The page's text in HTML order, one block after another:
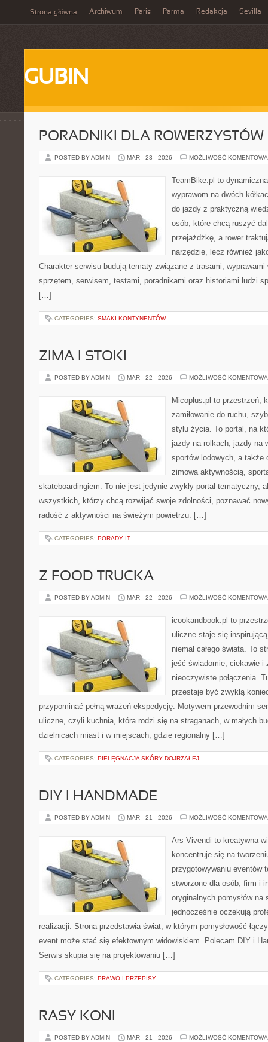
Strona główna Archiwum Paris Parma Redakcja Sevilla
GUBIN
PORADNIKI DLA ROWERZYSTÓW
POSTED BY ADMIN MAR - 23 - 2026 MOŻLIWOŚĆ
TeamBike.pl to
wyprawom na dwóch
do jazdy z praktyczną
osób, które chcą ruszyć
przejażdżkę, a rower
narzędzie, lecz również
Charakter serwisu budują tematy związane z trasami,
sprzętem, serwisem, testami, poradnikami oraz historiami ludzi
[…]
CATEGORIES: SMAKI KONTYNENTÓW
ZIMA I STOKI
POSTED BY ADMIN MAR - 22 - 2026 MOŻLIWOŚĆ
Micoplus.pl to przestrzeń,
zamiłowanie do ruchu,
stylu życia. To portal, na
jazdy na rolkach, jazdy na
sportów lodowych, a także
zimową aktywnością,
skateboardingiem. To nie jest jedynie zwykły portal tematyczny,
wszystkich, którzy chcą rozwijać swoje zdolności, poznawać
radość z aktywności na świeżym powietrzu. […]
CATEGORIES: PORADY IT
Z FOOD TRUCKA
POSTED BY ADMIN MAR - 22 - 2026 MOŻLIWOŚĆ
icookandbook.pl to
uliczne staje się
niemal całego świata. To
jeść świadomie, ciekawie i
nieoczywiste połączenia.
przestaje być zwykłą
przypominać pełną wrażeń ekspedycję. Motywem przewodnim
uliczne, czyli kuchnia, która rodzi się na straganach, w małych
dzielnicach miast i w miejscach, gdzie regionalny […]
CATEGORIES: PIELĘGNACJA SKÓRY DOJRZAŁEJ
DIY I HANDMADE
POSTED BY ADMIN MAR - 21 - 2026 MOŻLIWOŚĆ
Ars Vivendi to kreatywna
koncentruje się na
przygotowywaniu eventów
stworzone dla osób, firm i
oryginalnych pomysłów na
jednocześnie oczekują
realizacji. Strona przedstawia świat, w którym pomysłowość
event może stać się efektownym widowiskiem. Polecam DIY i
Serwis skupia się na projektowaniu […]
CATEGORIES: PRAWO I PRZEPISY
RASY KONI
POSTED BY ADMIN MAR - 21 - 2026 MOŻLIWOŚĆ